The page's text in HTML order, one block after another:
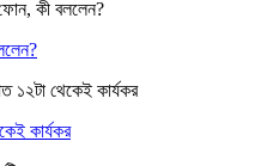
কার্যকর